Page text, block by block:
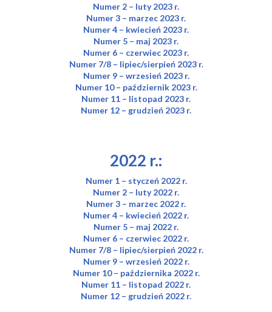
Numer 2 – luty 2023 r.
Numer 3 – marzec 2023 r.
Numer 4 – kwiecień 2023 r.
Numer 5 – maj 2023 r.
Numer 6 – czerwiec 2023 r.
Numer 7/8 – lipiec/sierpień 2023 r.
Numer 9 – wrzesień 2023 r.
Numer 10 – październik 2023 r.
Numer 11 – listopad 2023 r.
Numer 12 – grudzień 2023 r.
2022 r.:
Numer 1 – styczeń 2022 r.
Numer 2 – luty 2022 r.
Numer 3 – marzec 2022 r.
Numer 4 – kwiecień 2022 r.
Numer 5 – maj 2022 r.
Numer 6 – czerwiec 2022 r.
Numer 7/8 – lipiec/sierpień 2022 r.
Numer 9 – wrzesień 2022 r.
Numer 10 – października 2022 r.
Numer 11 – listopad 2022 r.
Numer 12 – grudzień 2022 r.